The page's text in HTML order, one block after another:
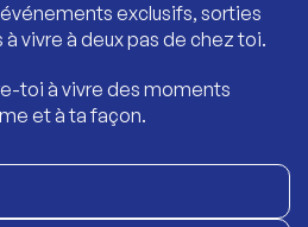
exclusifs, sorties
vivre à deux pas de chez toi.
toi à vivre des moments
et à ta façon.